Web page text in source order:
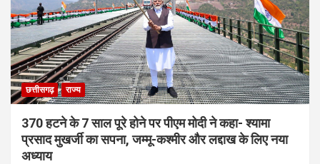
छत्तीसगढ़ राज्य
370 हटने के 7 साल पूरे होने पर पीएम मोदी ने कहा- श्यामा
प्रसाद मुखर्जी का सपना, जम्मू-कश्मीर और लद्दाख के लिए नया
अध्याय